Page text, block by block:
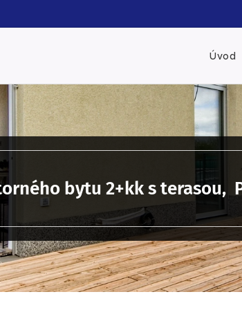
Úvod
bytu 2+kk s terasou,